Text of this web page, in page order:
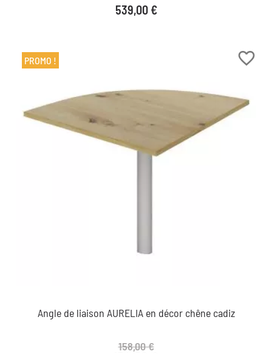
Prix
539,00 €
favorite_border
Angle de liaison AURELIA en décor chêne cadiz
158,00 €
PROMO !